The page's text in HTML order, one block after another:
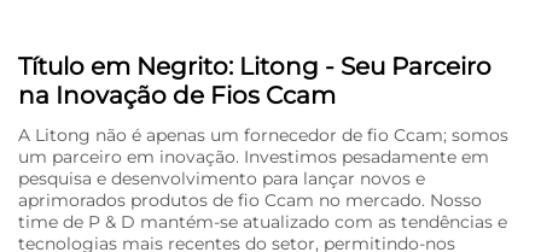
Título em Negrito: Litong - Seu Parceiro
na Inovação de Fios Ccam
A Litong não é apenas um fornecedor de fio Ccam; somos
um parceiro em inovação. Investimos pesadamente em
pesquisa e desenvolvimento para lançar novos e
aprimorados produtos de fio Ccam no mercado. Nosso
time de P & D mantém-se atualizado com as tendências e
tecnologias mais recentes do setor, permitindo-nos